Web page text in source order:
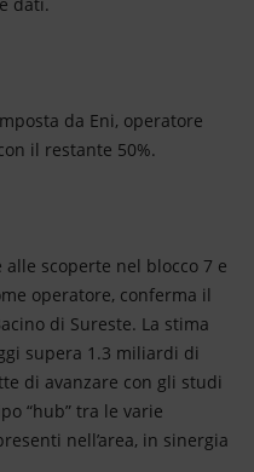
da Eni, operatore
il restante 50%.
scoperte nel blocco 7 e
operatore, conferma il
di Sureste. La stima
supera 1.3 miliardi di
di avanzare con gli studi
“hub” tra le varie
nell’area, in sinergia